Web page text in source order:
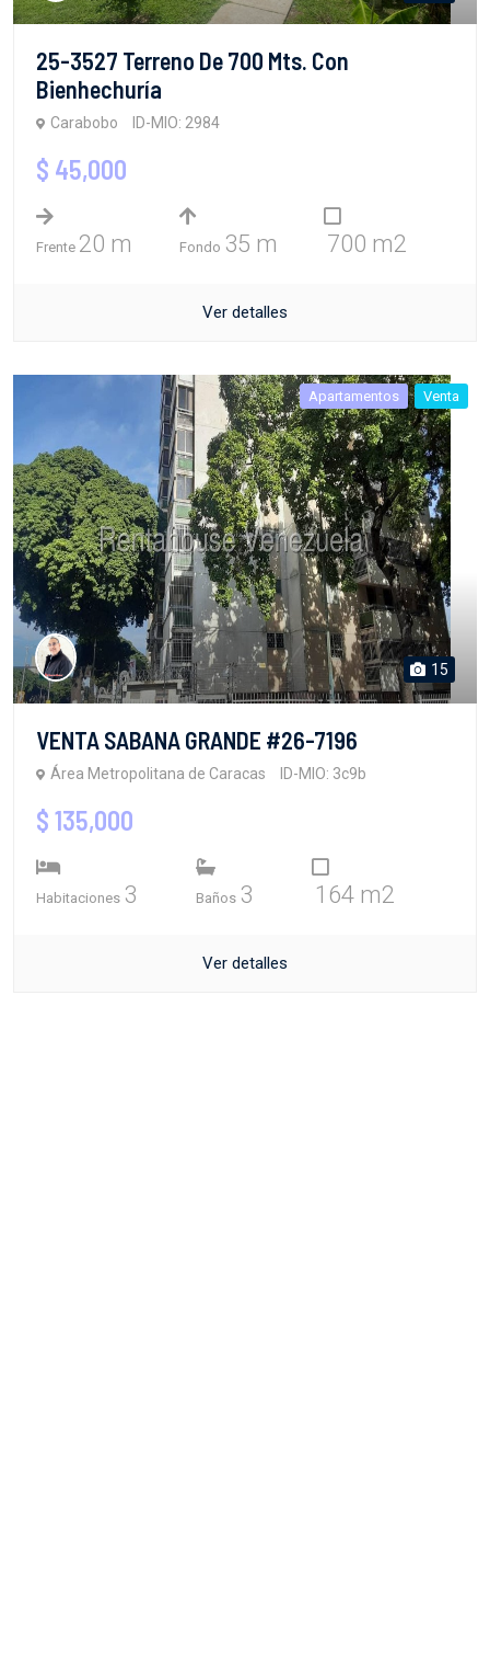
25-3527 Terreno De 700 Mts. Con
Bienhechuría
Carabobo ID-MIO: 2984
$ 45,000
Frente 20 m Fondo 35 m 700 m2
Ver detalles
Apartamentos Venta
15
VENTA SABANA GRANDE #26-7196
Área Metropolitana de Caracas ID-MIO: 3c9b
$ 135,000
Habitaciones 3 Baños 3 164 m2
Ver detalles